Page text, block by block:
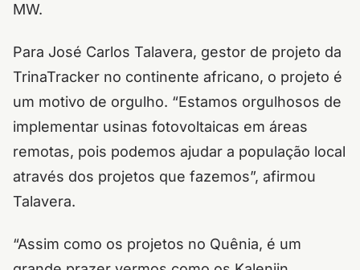
MW.
Para José Carlos Talavera, gestor de projeto da
TrinaTracker no continente africano, o projeto é
um motivo de orgulho. “Estamos orgulhosos de
implementar usinas fotovoltaicas em áreas
remotas, pois podemos ajudar a população local
através dos projetos que fazemos”, afirmou
Talavera.
“Assim como os projetos no Quênia, é um